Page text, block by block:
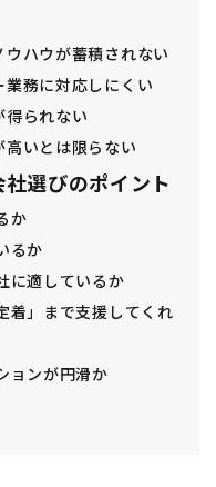
ハウが蓄積されない
務に対応しにくい
られない
いとは限らない
選びのポイント
か
るか
に適しているか
」まで支援してくれ
ョンが円滑か